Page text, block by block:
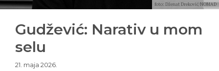
foto: Dženat Dreković/NOMAD
Gudžević: Narativ u mom
selu
21. maja 2026.